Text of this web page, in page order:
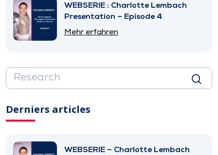
WEBSERIE : Charlotte Lembach
Presentation – Episode 4
Mehr erfahren
Derniers articles
WEBSERIE – Charlotte Lembach